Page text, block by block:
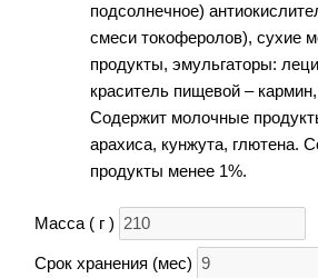
подсолнечное)
смеси токоферолов), сухие
продукты, эмульгаторы:
краситель пищевой –
Содержит молочные
арахиса, кунжута, глютена.
продукты менее 1%.
Масса ( г )
Срок хранения (мес)